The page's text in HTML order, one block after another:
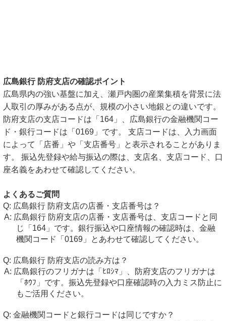
広島銀行 防府支店の確認ポイント
広島県内の強い基盤に加え、瀬戸内圏の産業集積を背景に法
人取引の厚みがある点が、規模の小さい地銀との違いです。
防府支店の支店コードは「164」、広島銀行の金融機関コー
ド・銀行コードは「0169」です。 支店コードは、入力画面
によって「店番」や「支店番号」と表示されることがありま
す。 振込先登録や給与振込の際は、支店名、支店コード、口
座名義をあわせて確認してください。
よくあるご質問
広島銀行 防府支店の店番・支店番号は？
広島銀行 防府支店の店番・支店番号は、支店コードと同
じ「164」です。銀行振込や口座情報の確認時は、金融
機関コード「0169」とあわせて確認してください。
広島銀行 防府支店の読み方は？
広島銀行のフリガナは「ﾋﾛｼﾏ」、防府支店のフリガナは
「ﾎｳﾌ」です。振込先登録や口座確認時の入力ミス防止に
もご活用ください。
金融機関コードと銀行コードは同じですか？